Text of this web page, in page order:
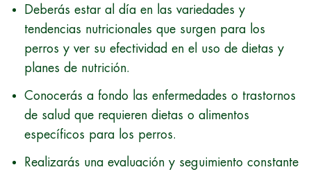
Deberás estar al día en las variedades y
tendencias nutricionales que surgen para los
perros y ver su efectividad en el uso de dietas y
planes de nutrición.
Conocerás a fondo las enfermedades o trastornos
de salud que requieren dietas o alimentos
específicos para los perros.
Realizarás una evaluación y seguimiento constante